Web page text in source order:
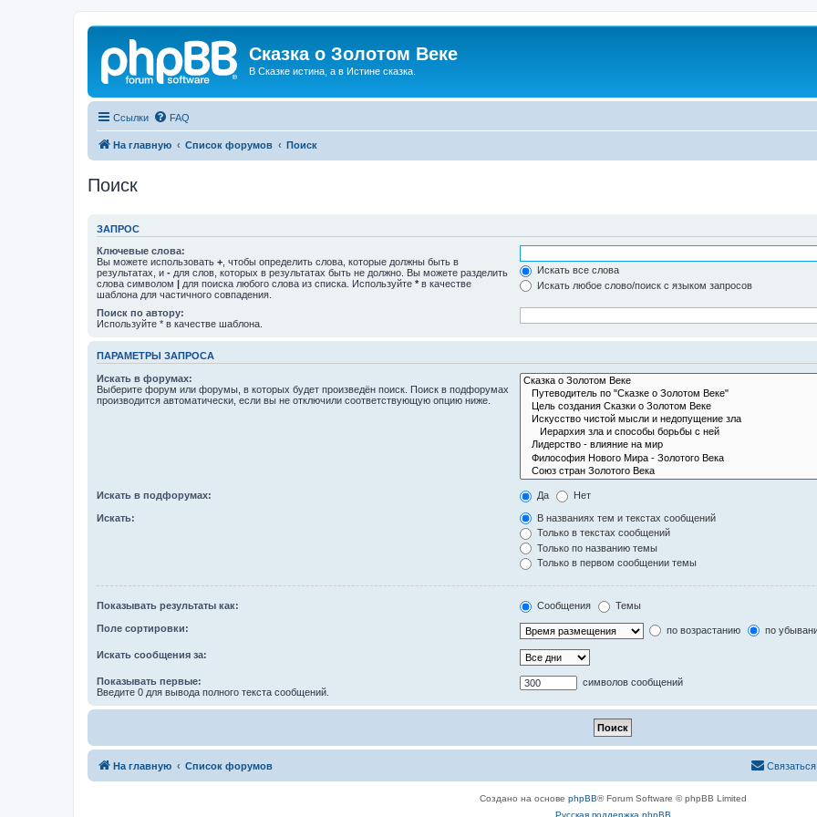
Сказка о Золотом Веке
В Сказке истина, а в Истине сказка.
Ссылки FAQ
На главную Список форумов Поиск
Поиск
ЗАПРОС
Ключевые слова:
Вы можете использовать + , чтобы определить слова, которые должны быть в
результатах, и - для слов, которых в результатах быть не должно. Вы можете разделить
слова символом | для поиска любого слова из списка. Используйте * в качестве
шаблона для частичного совпадения.
Искать все слова
Искать любое слово/поиск с языком запросов
Поиск по автору:
Используйте * в качестве шаблона.
ПАРАМЕТРЫ ЗАПРОСА
Искать в форумах:
Выберите форум или форумы, в которых будет произведён поиск. Поиск в подфорумах
производится автоматически, если вы не отключили соответствующую опцию ниже.
Искать в подфорумах: Да Нет
Искать:
В названиях тем и текстах сообщений
Только в текстах сообщений
Только по названию темы
Только в первом сообщении темы
Показывать результаты как: Сообщения Темы
Поле сортировки: по возрастанию по
Искать сообщения за:
Показывать первые:
Введите 0 для вывода полного текста сообщений.
символов сообщений
На главную Список форумов
Создано на основе phpBB® Forum Software © phpBB Limited
Русская поддержка phpBB